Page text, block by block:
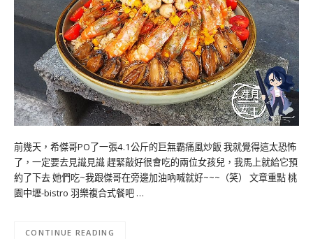
前幾天，希傑哥PO了一張4.1公斤的巨無霸痛風炒飯 我就覺得這太恐怖
了，一定要去見識見識 趕緊敲好很會吃的兩位女孩兒，我馬上就給它預
約了下去 她們吃~我跟傑哥在旁邊加油吶喊就好~~~（笑） 文章重點 桃
園中壢-bistro 羽樂複合式餐吧 …
CONTINUE READING